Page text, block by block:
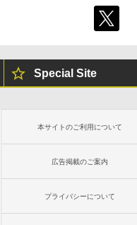
ライ
￥
4(最
￥
定バ
ライ
￥480
非エ
方
にも
￥99
1冊
bデ
￥
書籍
るさ
持続
ージ
Special Site
本サイトのご利用について
広告掲載のご案内
プライバシーについて